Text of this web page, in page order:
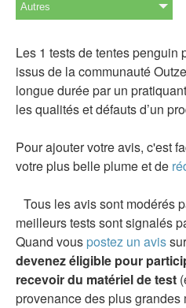
Autres
Les 1 tests de tentes penguin
issus de la communauté
longue durée par un
les qualités et défauts d’un
Pour ajouter votre avis, c'est
votre plus belle plume et de
Tous les avis sont modérés
meilleurs tests sont signalés
Quand vous postez un avis
devenez éligible pour
recevoir du matériel de test
provenance des plus grandes